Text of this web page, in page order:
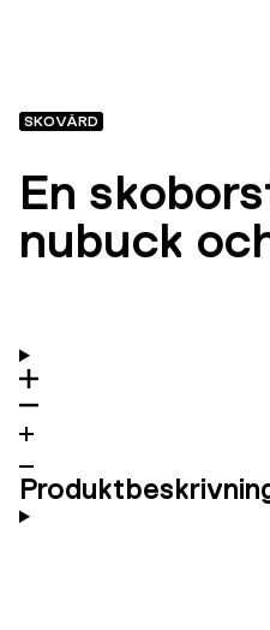
SKOVÅRD
En
nubuck